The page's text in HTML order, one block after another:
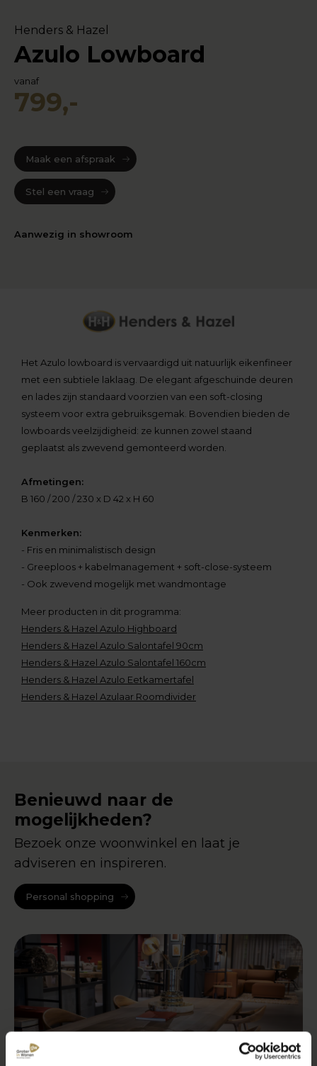
Henders & Hazel
Azulo Lowboard
vanaf
799,-
Maak een afspraak
Stel een vraag
Aanwezig in showroom
Het Azulo lowboard is vervaardigd uit natuurlijk eikenfineer
met een subtiele laklaag. De elegant afgeschuinde deuren
en lades zijn standaard voorzien van een soft-closing
systeem voor extra gebruiksgemak. Bovendien bieden de
lowboards veelzijdigheid: ze kunnen zowel staand
geplaatst als zwevend gemonteerd worden.
Afmetingen:
B 160 / 200 / 230 x D 42 x H 60
Kenmerken:
- Fris en minimalistisch design
- Greeploos + kabelmanagement + soft-close-systeem
- Ook zwevend mogelijk met wandmontage
Meer producten in dit programma:
Henders & Hazel Azulo Highboard
Henders & Hazel Azulo Salontafel 90cm
Henders & Hazel Azulo Salontafel 160cm
Henders & Hazel Azulo Eetkamertafel
Henders & Hazel Azulaar Roomdivider
Benieuwd naar de
mogelijkheden?
Bezoek onze woonwinkel en laat je
adviseren en inspireren.
Personal shopping